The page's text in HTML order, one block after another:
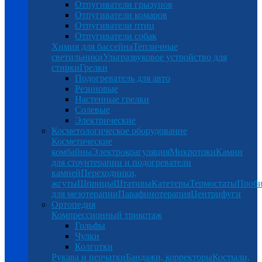
Отпугиватели грызунов
Отпугиватели комаров
Отпугиватели птиц
Отпугиватели собак
Химия для бассейнаТепличные
светильникиУльтразвуковое устройство для
стиркиГрелки
Подогреватель для авто
Резиновые
Настенные грелки
Солевые
Электрические
Косметологическое оборудование
Косметические
комбайныЭлектрокоагуляцияМикротокиКамни
для стоунтерапии и подогреватели
камнейПереходники,
жгутыШприцыШтативыКатетерыТермостаты
для мезотерапииПарафинотерапияЦентрифуги
Ортопедия
Компрессионный трикотаж
Гольфы
Чулки
Колготки
Рукава и перчаткиБандажи, корректорыКостыли,